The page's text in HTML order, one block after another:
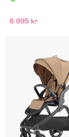
8.995 kr